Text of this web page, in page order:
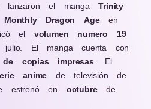
lanzaron el mangaTrinity
Monthly Dragon Ageen
el volumen numero
19
El manga cuenta con
copias impresas. El
anime de televisión de
estrenó en octubrede